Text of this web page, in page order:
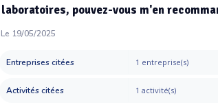
laboratoires, pouvez-vous m'en
Le 19/05/2025
Entreprises citées 1 entreprise(s)
Activités citées 1 activité(s)